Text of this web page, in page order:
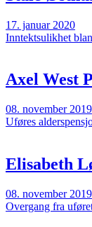
17. januar 2020
Inntektsulikhet
Axel West
08. november 2019
Uføres
Elisabeth
08. november 2019
Overgang fra